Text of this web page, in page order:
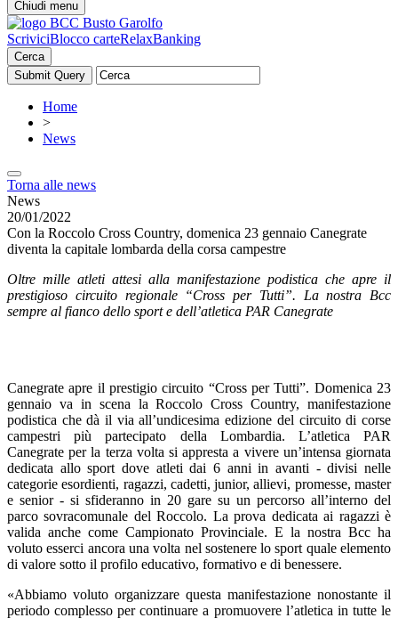
Chiudi menu
ScriviciBlocco carteRelaxBanking
Cerca
Home
>
News
Torna alle news
News
20/01/2022
Con la Roccolo Cross Country, domenica 23 gennaio Canegrate
diventa la capitale lombarda della corsa campestre
Oltre mille atleti attesi alla manifestazione podistica che apre il
prestigioso circuito regionale “Cross per Tutti”. La nostra Bcc
sempre al fianco dello sport e dell’atletica PAR Canegrate
Canegrate apre il prestigio circuito “Cross per Tutti”. Domenica 23
gennaio va in scena la Roccolo Cross Country, manifestazione
podistica che dà il via all’undicesima edizione del circuito di corse
campestri più partecipato della Lombardia. L’atletica PAR
Canegrate per la terza volta si appresta a vivere un’intensa giornata
dedicata allo sport dove atleti dai 6 anni in avanti - divisi nelle
categorie esordienti, ragazzi, cadetti, junior, allievi, promesse, master
e senior - si sfideranno in 20 gare su un percorso all’interno del
parco sovracomunale del Roccolo. La prova dedicata ai ragazzi è
valida anche come Campionato Provinciale. E la nostra Bcc ha
voluto esserci ancora una volta nel sostenere lo sport quale elemento
di valore sotto il profilo educativo, formativo e di benessere.
«Abbiamo voluto organizzare questa manifestazione nonostante il
periodo complesso per continuare a promuovere l’atletica in tutte le